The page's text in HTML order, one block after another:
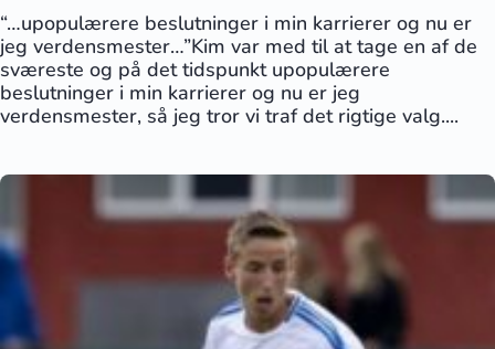
“…upopulærere beslutninger i min karrierer og nu er
jeg verdensmester…”Kim var med til at tage en af de
sværeste og på det tidspunkt upopulærere
beslutninger i min karrierer og nu er jeg
verdensmester, så jeg tror vi traf det rigtige valg....